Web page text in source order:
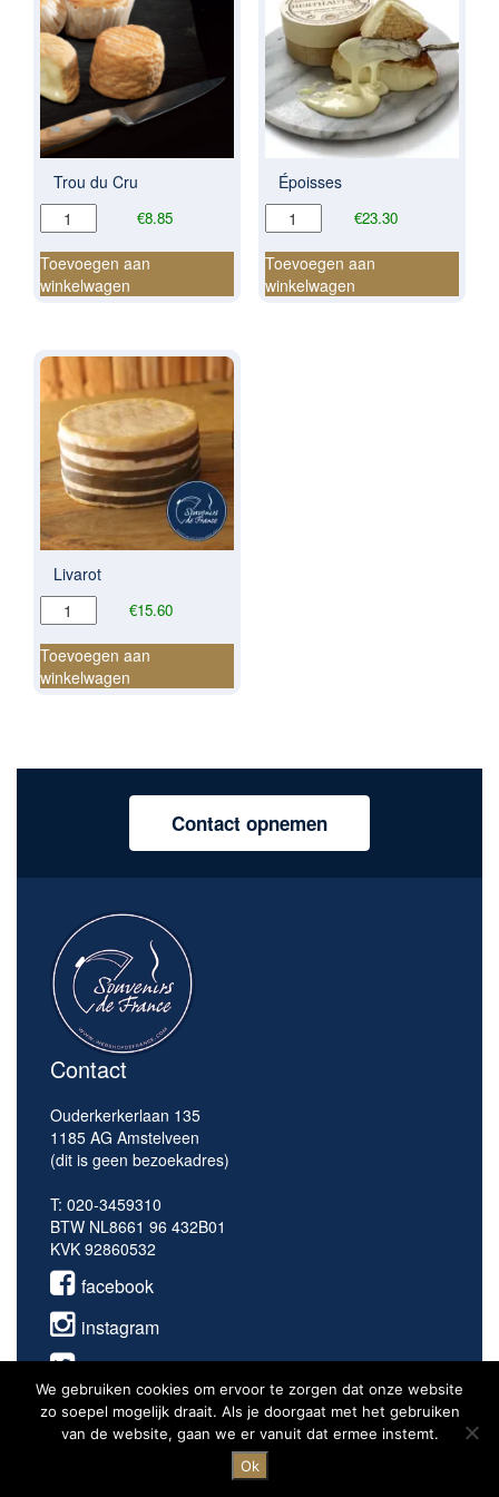
Trou du Cru
€8.85
Trou
du
Cru
aantal
Toevoegen aan
winkelwagen
Époisses
€23.30
Époisses
aantal
Toevoegen aan
winkelwagen
Livarot
€15.60
Livarot
aantal
Toevoegen aan
winkelwagen
Contact opnemen
Contact
Ouderkerkerlaan 135
1185 AG Amstelveen
(dit is geen bezoekadres)
T: 020-3459310
BTW NL8661 96 432B01
KVK 92860532
facebook
instagram
twitter
youtube
We gebruiken cookies om ervoor te zorgen dat onze website
zo soepel mogelijk draait. Als je doorgaat met het gebruiken
van de website, gaan we er vanuit dat ermee instemt.
Ok